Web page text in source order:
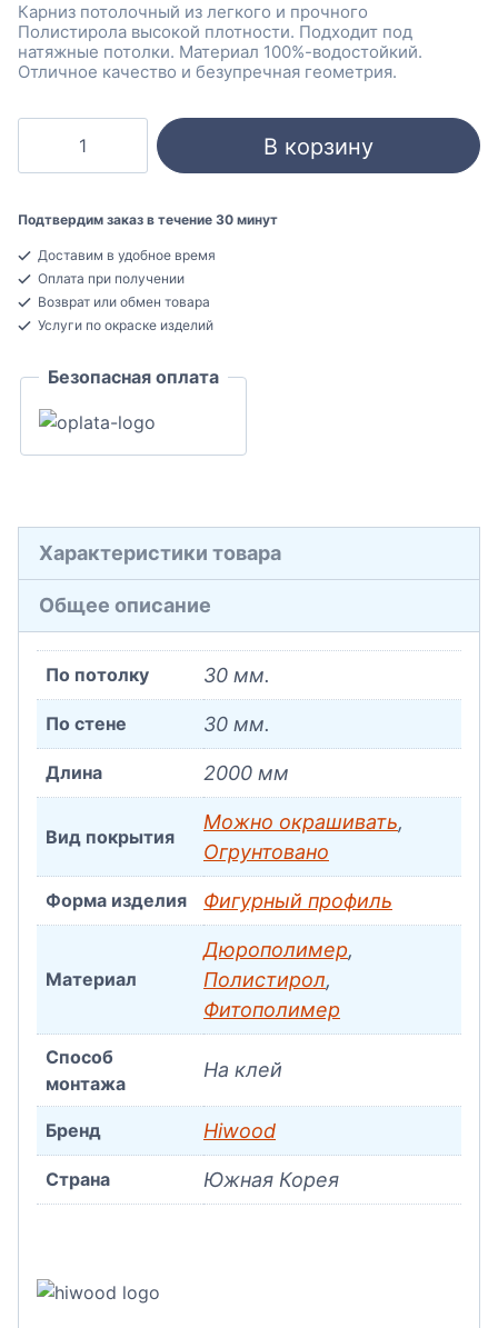
Карниз потолочный из легкого и прочного
Полистирола высокой плотности. Подходит под
натяжные потолки. Материал 100%-водостойкий.
Отличное качество и безупречная геометрия.
CI30V1
потолочный
Полистирол
30x30x2000
В корзину
Подтвердим заказ в течение 30 минут
Доставим в удобное время
Оплата при получении
Возврат или обмен товара
Услуги по окраске изделий
Безопасная оплата
Характеристики товара
Общее описание
По потолку 30 мм.
По стене 30 мм.
Длина 2000 мм
Вид покрытия
Можно окрашивать,
Огрунтовано
Форма изделия Фигурный профиль
Материал
Дюрополимер,
Полистирол,
Фитополимер
Способ
монтажа
На клей
Бренд Hiwood
Страна Южная Корея